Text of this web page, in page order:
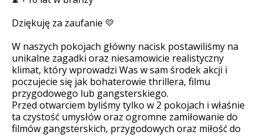
Dziękuję za zaufanie 💛
W naszych pokojach główny nacisk postawiliśmy na
unikalne zagadki oraz niesamowicie realistyczny
klimat, który wprowadzi Was w sam środek akcji i
poczujecie się jak bohaterowie thrillera, filmu
przygodowego lub gangsterskiego.
Przed otwarciem byliśmy tylko w 2 pokojach i właśnie
ta czystość umysłów oraz ogromne zamiłowanie do
filmów gangsterskich, przygodowych oraz miłość do